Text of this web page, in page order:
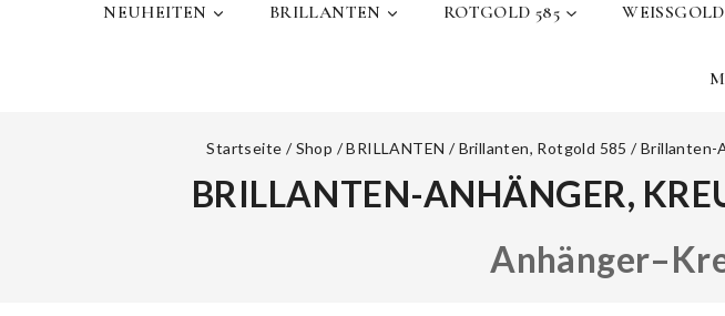
NEUHEITEN BRILLANTEN ROTGOLD 585
Startseite / Shop / BRILLANTEN / Brillanten, Rotgold 585 / Brillanten-
BRILLANTEN-ANHÄNGER,